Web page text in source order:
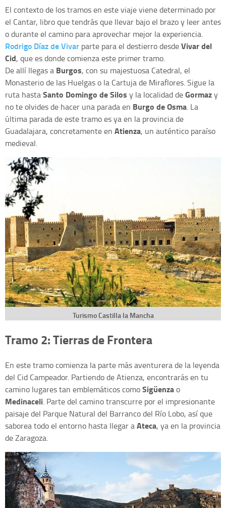
El contexto de los tramos en este viaje viene determinado por
el Cantar, libro que tendrás que llevar bajo el brazo y leer antes
o durante el camino para aprovechar mejor la experiencia.
Rodrigo Díaz de Vivar parte para el destierro desdeVivar del
Cid, que es donde comienza este primer tramo.
De allí llegas a Burgos, con su majestuosa Catedral, el
Monasterio de las Huelgas o la Cartuja de Miraflores. Sigue la
ruta hastaSanto Domingo de Silos y la localidad deGormazy
no te olvides de hacer una parada en Burgo de Osma. La
última parada de este tramo es ya en la provincia de
Guadalajara, concretamente en Atienza, un auténtico paraíso
medieval.
Turismo Castilla la Mancha
Tramo 2: Tierras de Frontera
En este tramo comienza la parte más aventurera de la leyenda
del Cid Campeador. Partiendo de Atienza, encontrarás en tu
camino lugares tan emblemáticos comoSigüenzao
Medinaceli. Parte del camino transcurre por el impresionante
paisaje del Parque Natural del Barranco del Río Lobo, así que
saborea todo el entorno hasta llegar aAteca, ya en la provincia
de Zaragoza.